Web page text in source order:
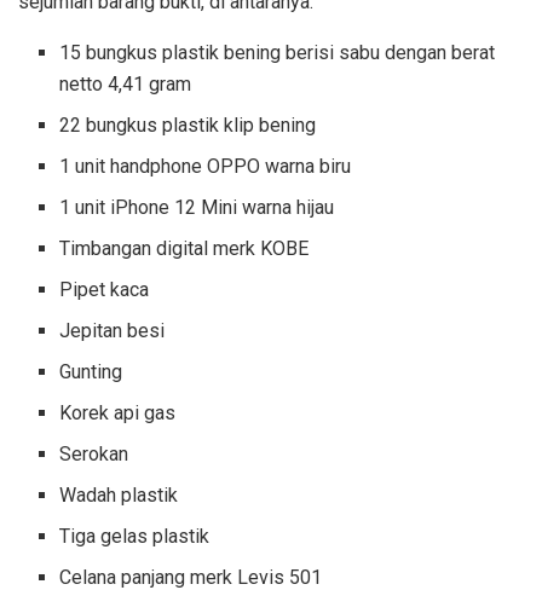
15 bungkus plastik bening berisi sabu dengan berat
netto 4,41 gram
22 bungkus plastik klip bening
1 unit handphone OPPO warna biru
1 unit iPhone 12 Mini warna hijau
Timbangan digital merk KOBE
Pipet kaca
Jepitan besi
Gunting
Korek api gas
Serokan
Wadah plastik
Tiga gelas plastik
Celana panjang merk Levis 501